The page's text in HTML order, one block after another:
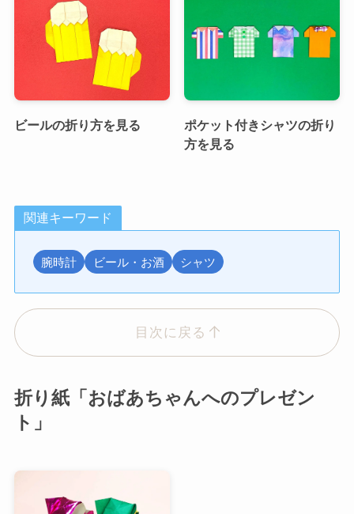
ビールの折り方を見る
ポケット付きシャツの折り
方を見る
関連キーワード
腕時計 ビール・お酒 シャツ
目次に戻る
折り紙「おばあちゃんへのプレゼン
ト」